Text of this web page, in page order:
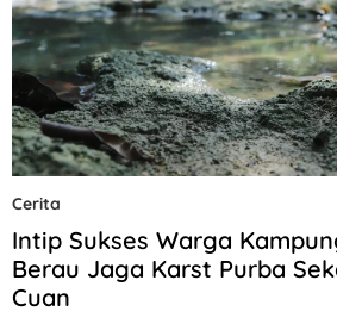
Cerita
Intip Sukses Warga
Berau Jaga Karst Purba
Cuan